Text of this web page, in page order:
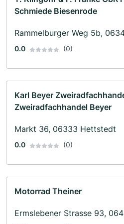
Schmiede Biesenrode
Rammelburger Weg 5b,
0.0 (0)
Karl Beyer
Zweiradfachhandel Beyer
Markt 36, 06333 Hettstedt
0.0 (0)
Motorrad Theiner
Ermslebener Strasse 93,